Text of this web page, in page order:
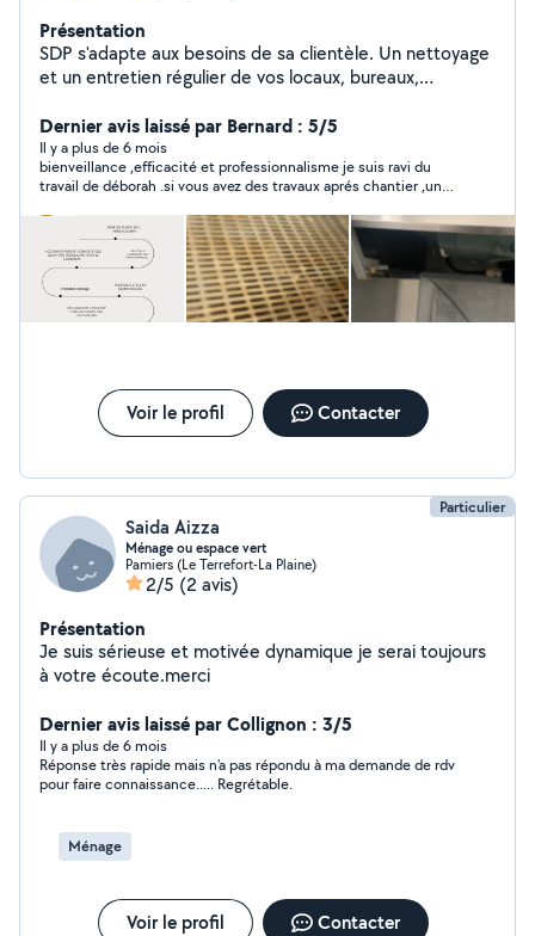
Présentation
SDP s'adapte aux besoins de sa clientèle. Un nettoyage
et un entretien régulier de vos locaux, bureaux,
immobilières,restaurants, ou parties communes
contribuent à assainir votre lieu de travail et à vous
apporter confort, santé et qualité de vie. Tout en
respectant les réglementations associées à vos locaux
et les règles de sécurité, notre entreprise de nettoyage
met toute son attention à satisfaire vos exigences
d'hygiène et d'entretien. Avec plusieurs prestations
différentes. À l'écoute de mes clients, je suis disponible
pour répondre à toutes vos demandes et
Dernier avis laissé par Bernard : 5/5
Il y a plus de 6 mois
bienveillance ,efficacité et professionnalisme je suis ravi du
travail de déborah .si vous avez des travaux aprés chantier ,une
Voir le profil Contacter
Particulier
Saida Aizza
Ménage ou espace vert
Pamiers (Le Terrefort-La Plaine)
2/5 (2 avis)
Présentation
Je suis sérieuse et motivée dynamique je serai toujours
à votre écoute.merci
Dernier avis laissé par Collignon : 3/5
Il y a plus de 6 mois
Réponse très rapide mais n'a pas répondu à ma demande de rdv
pour faire connaissance..... Regrétable.
Ménage
Voir le profil Contacter